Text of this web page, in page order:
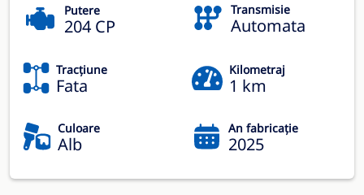
Putere
204 CP
Transmisie
Automata
Tracțiune
Fata
Kilometraj
1 km
Culoare
Alb
An fabricație
2025